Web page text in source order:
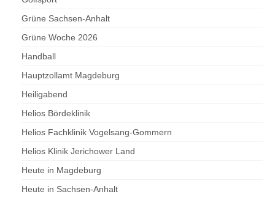
Grüne Sachsen-Anhalt
Grüne Woche 2026
Handball
Hauptzollamt Magdeburg
Heiligabend
Helios Bördeklinik
Helios Fachklinik Vogelsang-Gommern
Helios Klinik Jerichower Land
Heute in Magdeburg
Heute in Sachsen-Anhalt